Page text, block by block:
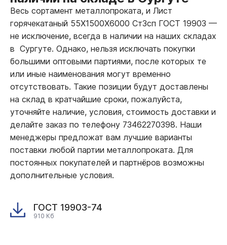
Весь сортамент металлопроката, и Лист
горячекатаный 55Х1500Х6000 Ст3сп ГОСТ 19903 —
не исключение, всегда в наличии на наших складах
в Сургуте. Однако, нельзя исключать покупки
большими оптовыми партиями, после которых те
или иные наименования могут временно
отсутствовать. Такие позиции будут доставлены
на склад в кратчайшие сроки, пожалуйста,
уточняйте наличие, условия, стоимость доставки и
делайте заказ по телефону 73462270398. Наши
менеджеры предложат вам лучшие варианты
поставки любой партии металлопроката. Для
постоянных покупателей и партнёров возможны
дополнительные условия.
ГОСТ 19903-74
910 Кб